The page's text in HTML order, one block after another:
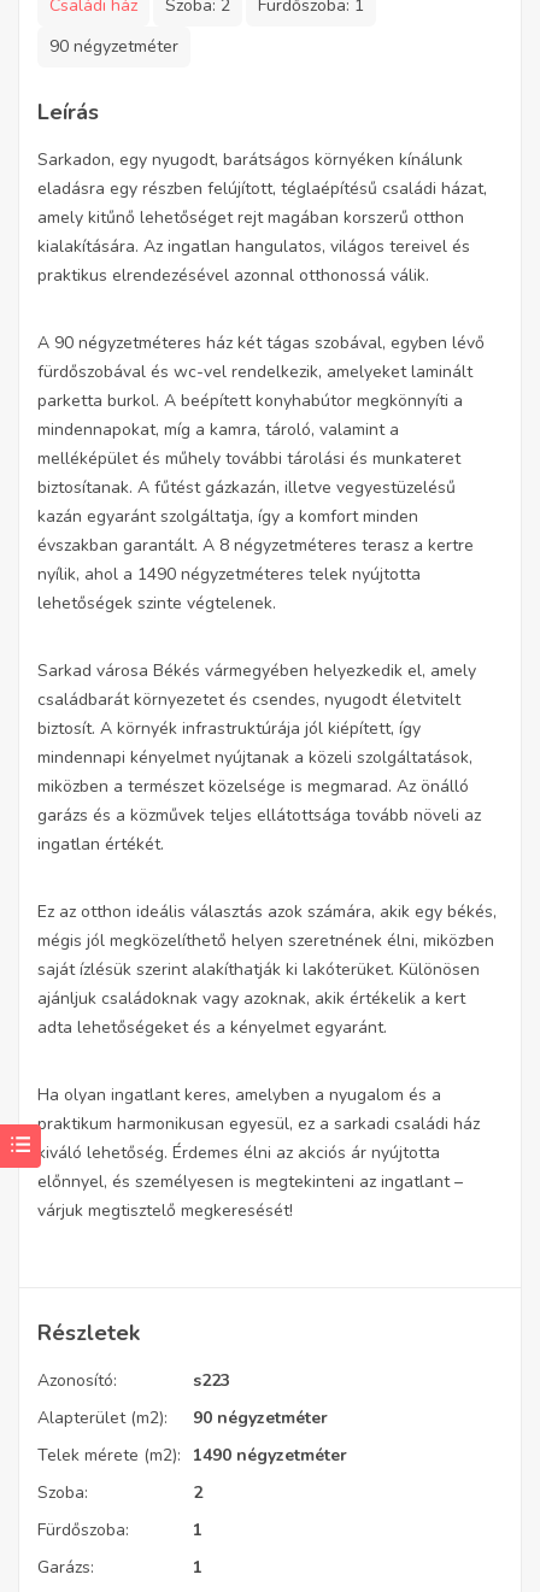
Családi ház Szoba: 2 Fürdőszoba: 1
90 négyzetméter
Leírás
Sarkadon, egy nyugodt, barátságos környéken kínálunk
eladásra egy részben felújított, téglaépítésű családi házat,
amely kitűnő lehetőséget rejt magában korszerű otthon
kialakítására. Az ingatlan hangulatos, világos tereivel és
praktikus elrendezésével azonnal otthonossá válik.
A 90 négyzetméteres ház két tágas szobával, egyben lévő
fürdőszobával és wc-vel rendelkezik, amelyeket laminált
parketta burkol. A beépített konyhabútor megkönnyíti a
mindennapokat, míg a kamra, tároló, valamint a
melléképület és műhely további tárolási és munkateret
biztosítanak. A fűtést gázkazán, illetve vegyestüzelésű
kazán egyaránt szolgáltatja, így a komfort minden
évszakban garantált. A 8 négyzetméteres terasz a kertre
nyílik, ahol a 1490 négyzetméteres telek nyújtotta
lehetőségek szinte végtelenek.
Sarkad városa Békés vármegyében helyezkedik el, amely
családbarát környezetet és csendes, nyugodt életvitelt
biztosít. A környék infrastruktúrája jól kiépített, így
mindennapi kényelmet nyújtanak a közeli szolgáltatások,
miközben a természet közelsége is megmarad. Az önálló
garázs és a közművek teljes ellátottsága tovább növeli az
ingatlan értékét.
Ez az otthon ideális választás azok számára, akik egy békés,
mégis jól megközelíthető helyen szeretnének élni, miközben
saját ízlésük szerint alakíthatják ki lakóterüket. Különösen
ajánljuk családoknak vagy azoknak, akik értékelik a kert
adta lehetőségeket és a kényelmet egyaránt.
Ha olyan ingatlant keres, amelyben a nyugalom és a
praktikum harmonikusan egyesül, ez a sarkadi családi ház
kiváló lehetőség. Érdemes élni az akciós ár nyújtotta
előnnyel, és személyesen is megtekinteni az ingatlant –
várjuk megtisztelő megkeresését!
Részletek
Azonosító:
s223
Alapterület (m2):
90 négyzetméter
Telek mérete (m2):
1490 négyzetméter
Szoba:
2
Fürdőszoba:
1
Garázs:
1